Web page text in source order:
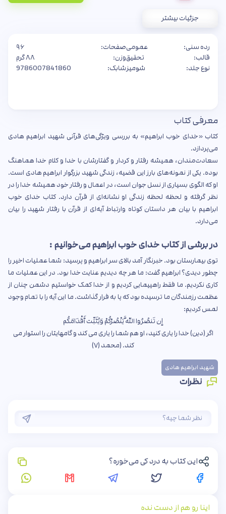
جزئیات بیشتر
رده سنی:
عمومی
قالب:
تحقیق
نوع جلد:
شومیز
صفحات:
۹۶
وزن:
۸۸ گرم
شابک:
9786007841860
معرفی کتاب
کتاب «خدای خوب ابراهیم» به بررسی ویژگی‌های قرآنی شهید ابراهیم هادی
می‌پردازد.
سعادت‌مندان، همیشه رفتار و کردار و گفتارشان با خدا و کلام خدا هماهنگ
بوده. یکی از نمونه‌های بارز این قضیه، زندگی شهید بزرگوار ابراهیم هادی است.
او که الگوی بسیاری از نسل جوان است، در اعمال و رفتار خود همیشه خدا را در
نظر گرفته و لحظه لحظه زندگی او نشانه‌ای از قرآن دارد. کتاب خدای خوب
ابراهیم با بیان هر داستان کوتاه وارتباط آیه‌ای از قرآن با رفتار شهید را بیان
می‌دارد.
در برشی از کتاب خدای خوب ابراهیم می‌خوانیم :
توی بیمارستان بود. خبرنگار آمد بالای سر ابراهیم و پرسید: شما عملیات اخیر را
چطور دیدی؟ ابراهیم گفت: ما هر چه دیدیم عنایت خدا بود. در این عملیات ما
کاری نکردیم. ما فقط راهپیمایی کردیم و از خدا کمک خواستیم دشمن چنان از
عظمت رزمندگان ما ترسیده بود که پا به فرار گذاشت. ما این آیه را با تمام وجود
لمس کردیم:
إن تَنصُرُوا اللَّهَ یَنْصُرْکُمْ وَیُثَبِّت أَقْدَامَکُم
اگر (دین) خدا را یاری کنید، او هم شما را یاری می کند و گامهایتان را استوار می
کند. (محمد (۷)
شهید ابراهیم هادی
نظرات
این کتاب به درد کی می‌خوره؟
اینا رو هم از دست نده